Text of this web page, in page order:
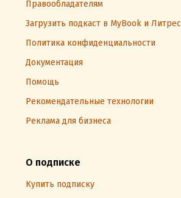
Правообладателям
Загрузить подкаст в MyBook и Литрес
Политика конфиденциальности
Документация
Помощь
Рекомендательные технологии
Реклама для бизнеса
О подписке
Купить подписку